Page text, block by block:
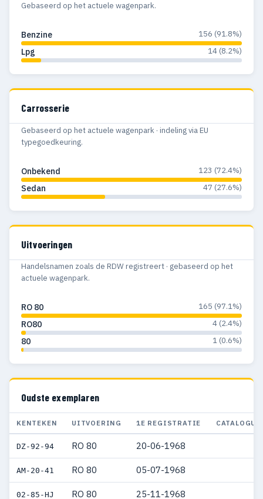
Gebaseerd op het actuele wagenpark.
Benzine 156 (91.8%)
Lpg 14 (8.2%)
Carrosserie
Gebaseerd op het actuele wagenpark · indeling via EU
typegoedkeuring.
Onbekend 123 (72.4%)
Sedan 47 (27.6%)
Uitvoeringen
Handelsnamen zoals de RDW registreert · gebaseerd op het
actuele wagenpark.
RO 80 165 (97.1%)
RO80 4 (2.4%)
80 1 (0.6%)
Oudste exemplaren
KENTEKEN UITVOERING 1E REGISTRATIE
DZ-92-94 RO 80 20-06-1968
AM-20-41 RO 80 05-07-1968
02-85-HJ RO 80 25-11-1968